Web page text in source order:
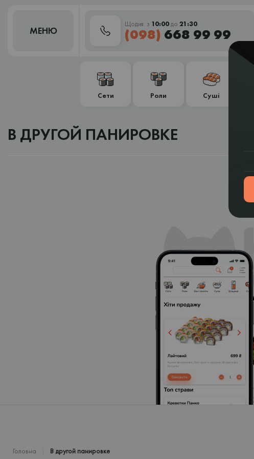
МЕНЮ
Щодня: з 10:00до 21:30
(098) 668 99 99
Сети Роли Суші
В ДРУГОЙ ПАНИРОВКЕ
Головна В другой панировке